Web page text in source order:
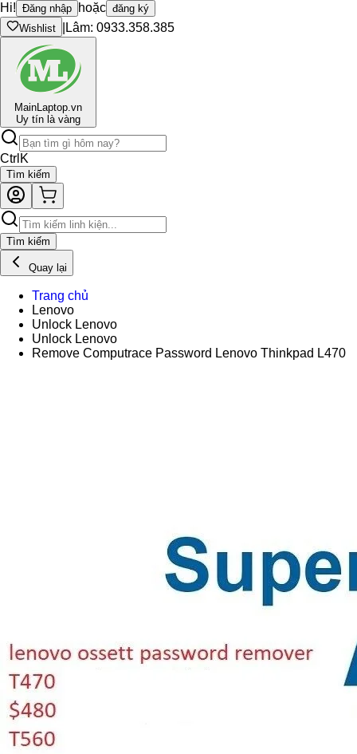
Hi! Đăng nhập hoặc đăng ký
Wishlist
Lâm: 0933.358.385
MainLaptop.vn
Uy tín là vàng
Ctrl K
Tìm kiếm
Tìm kiếm
Quay lại
Trang chủ
Lenovo
Unlock Lenovo
Unlock Lenovo
Remove Computrace Password Lenovo Thinkpad L470